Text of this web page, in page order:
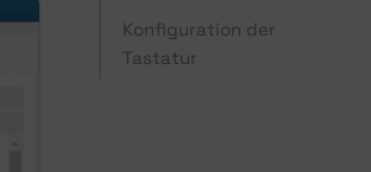
Konfiguration der
Tastatur